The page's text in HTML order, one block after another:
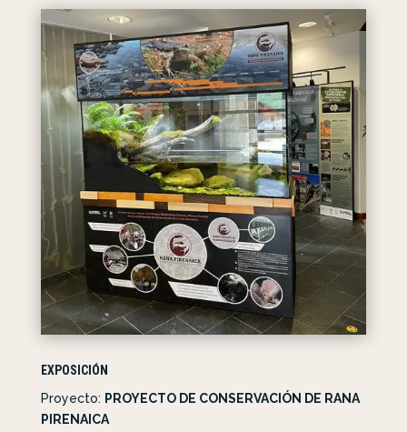
EXPOSICIÓN
Proyecto: PROYECTO DE CONSERVACIÓN DE RANA
PIRENAICA